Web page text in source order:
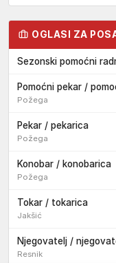
OGLASI ZA
Sezonski pomoćni
Pomoćni pekar /
Požega
Pekar / pekarica
Požega
Konobar / konobarica
Požega
Tokar / tokarica
Jakšić
Njegovatelj /
Resnik